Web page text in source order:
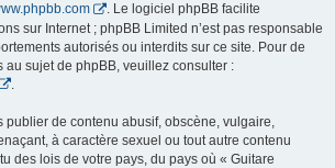
. Le logiciel phpBB facilite
sur Internet ; phpBB Limited n’est pas responsable
autorisés ou interdits sur ce site. Pour de
au sujet de phpBB, veuillez consulter :
publier de contenu abusif, obscène, vulgaire,
à caractère sexuel ou tout autre contenu
des lois de votre pays, du pays où « Guitare